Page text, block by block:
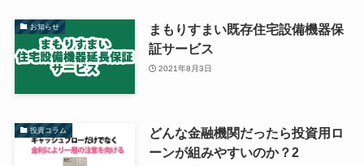
お知らせ
まもりすまい既存住宅設備機器保
証サービス
2021年8月3日
投資コラム
どんな金融機関だったら投資用ロ
ーンが組みやすいのか？2